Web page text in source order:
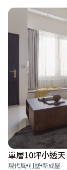
單層10坪小透
現代風 別墅 新成屋